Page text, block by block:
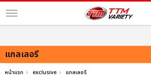
แกลเลอรี
หน้าแรก exclusive แกลเลอรี